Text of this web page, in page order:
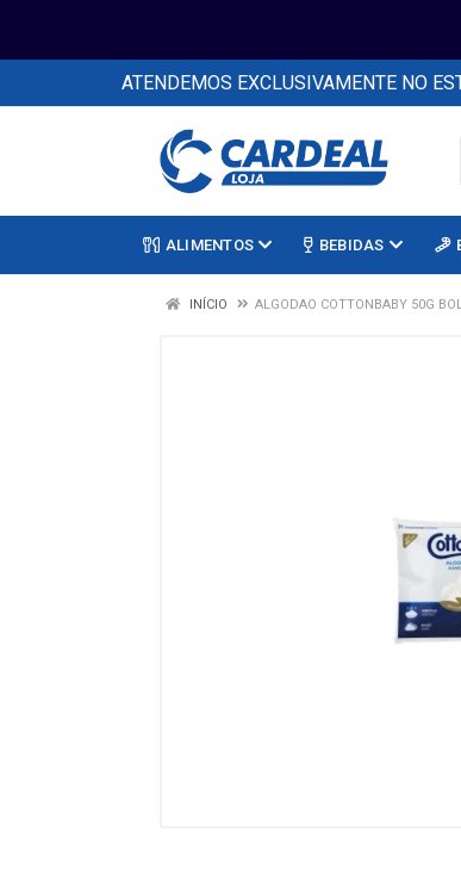
ATENDEMOS EXCLUSIVAMENTE NO
ALIMENTOS BEBIDAS
INÍCIO ALGODAO COTTONBABY 50G